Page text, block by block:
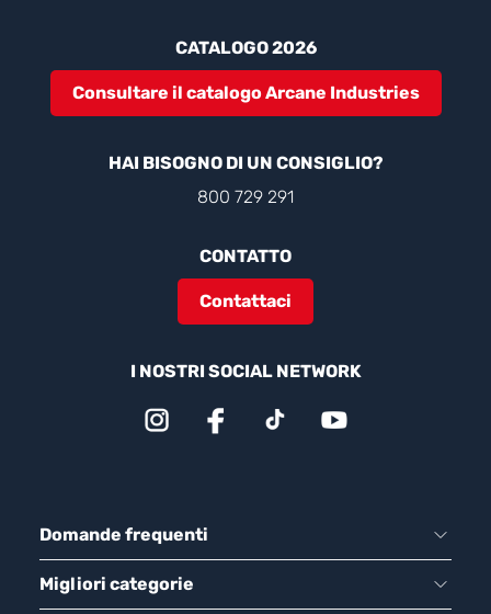
CATALOGO 2026
Consultare il catalogo Arcane Industries
HAI BISOGNO DI UN CONSIGLIO?
800 729 291
CONTATTO
Contattaci
I NOSTRI SOCIAL NETWORK
Domande frequenti
Migliori categorie